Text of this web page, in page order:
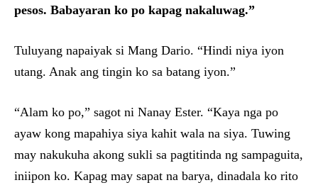
pesos. Babayaran ko po kapag nakaluwag.”
Tuluyang napaiyak si Mang Dario. “Hindi niya iyon
utang. Anak ang tingin ko sa batang iyon.”
“Alam ko po,” sagot ni Nanay Ester. “Kaya nga po
ayaw kong mapahiya siya kahit wala na siya. Tuwing
may nakukuha akong sukli sa pagtitinda ng sampaguita,
iniipon ko. Kapag may sapat na barya, dinadala ko rito